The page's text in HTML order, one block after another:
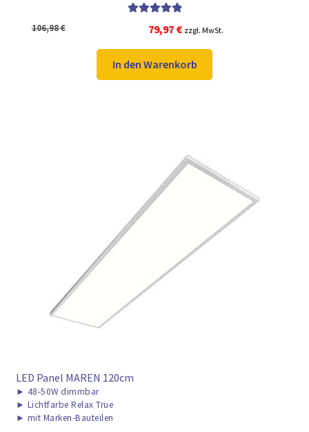
von 5
106,98€
Ursprünglicher
Preis
war:
106,98 €
79,97 €Aktueller
Preis
ist:
79,97 €.
zzgl. MwSt.
In den Warenkorb
LED Panel MAREN 120cm
► 48-50W dimmbar
► Lichtfarbe Relax True
► mit Marken-Bauteilen